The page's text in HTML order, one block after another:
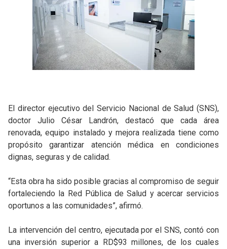
El director ejecutivo del Servicio Nacional de Salud (SNS),
doctor Julio César Landrón, destacó que cada área
renovada, equipo instalado y mejora realizada tiene como
propósito garantizar atención médica en condiciones
dignas, seguras y de calidad.
“Esta obra ha sido posible gracias al compromiso de seguir
fortaleciendo la Red Pública de Salud y acercar servicios
oportunos a las comunidades”, afirmó.
La intervención del centro, ejecutada por el SNS, contó con
una inversión superior a RD$93 millones, de los cuales